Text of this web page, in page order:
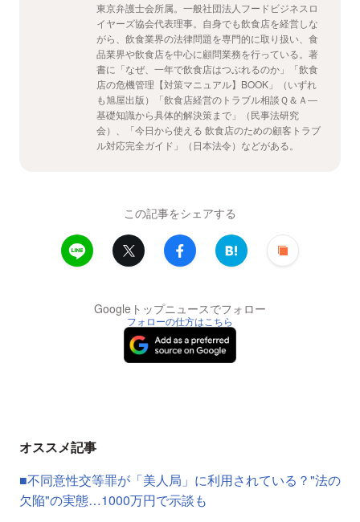
東京弁護士会所属。一般社団法人フードビジネスロ
イヤーズ協会代表理事。自身でも飲食店を経営しな
がら、飲食業界の法律問題を専門的に取り扱い、食
品業界や飲食店を中心に顧問業務を行っている。著
書に「なぜ、一年で飲食店はつぶれるのか」「飲食
店の危機管理【対策マニュアル】BOOK」（いずれ
も旭屋出版）「飲食店経営のトラブル相談Ｑ＆Ａ―
基礎知識から具体的解決策まで」（民事法研究
会）、「今日から使える 飲食店のための顧客トラブ
ル対応完全ガイド」（日本法令）などがある。
この記事をシェアする
Googleトップニュースでフォロー
フォローの仕方はこちら
オススメ記事
■不同意性交等罪が「美人局」に利用されている？"法の
欠陥"の実態…1000万円で示談も